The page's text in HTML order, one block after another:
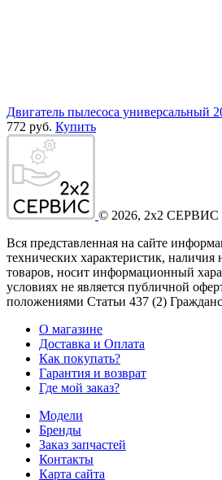
Двигатель пылесоса универсальный
772 руб. Купить
© 2026, 2x2 СЕРВИС
Вся представленная на сайте
технических характеристик, наличия
товаров, носит информационный
условиях не является публичной
положениями Статьи 437 (2)
О магазине
Доставка и Оплата
Как покупать?
Гарантия и возврат
Где мой заказ?
Модели
Бренды
Заказ запчастей
Контакты
Карта сайта